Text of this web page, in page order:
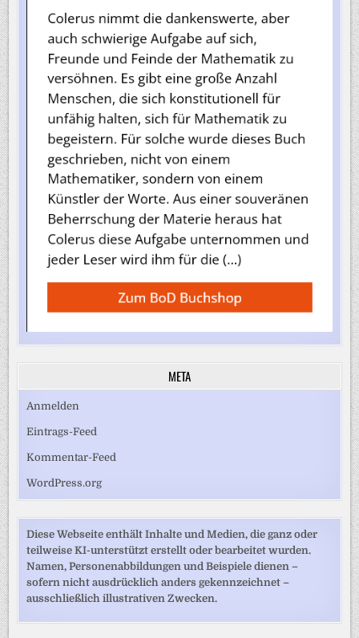
META
Anmelden
Eintrags-Feed
Kommentar-Feed
WordPress.org
Diese Webseite enthält Inhalte und Medien, die ganz oder
teilweise KI-unterstützt erstellt oder bearbeitet wurden.
Namen, Personenabbildungen und Beispiele dienen –
sofern nicht ausdrücklich anders gekennzeichnet –
ausschließlich illustrativen Zwecken.